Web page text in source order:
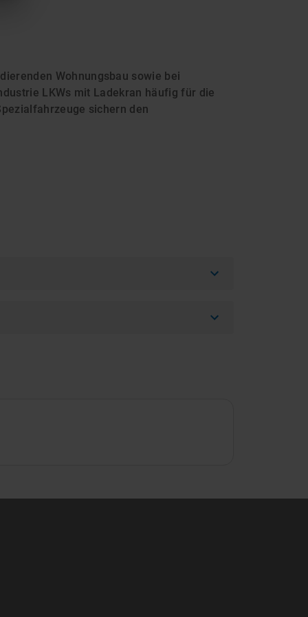
Wohnungsbau sowie bei
LKWs mit Ladekran häufig für die
sichern den